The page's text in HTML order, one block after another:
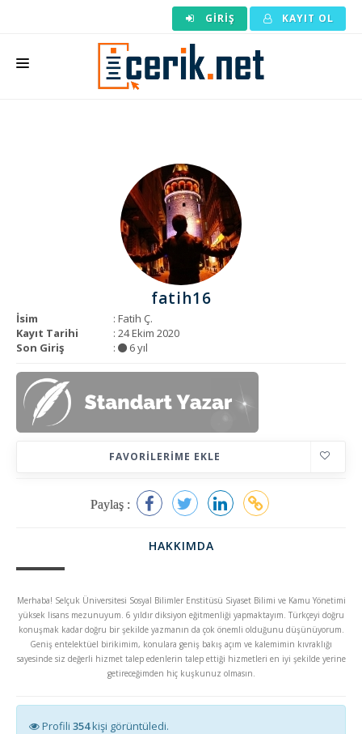
GIRIŞ KAYIT OL
KURUMSAL
fatih16
İsim
: Fatih Ç.
Kayıt Tarihi
: 24 Ekim 2020
Son Giriş
: 6 yıl
FAVORILERIME EKLE
Paylaş :
HAKKIMDA
Merhaba! Selçuk Üniversitesi Sosyal Bilimler Enstitüsü Siyaset Bilimi ve Kamu Yönetimi
yüksek lisans mezunuyum. 6 yıldır diksiyon eğitmenliği yapmaktayım. Türkçeyi doğru
konuşmak kadar doğru bir şekilde yazmanın da çok önemli olduğunu düşünüyorum.
Geniş entelektüel birikimim, konulara geniş bakış açım ve kalemimin kıvraklığı
sayesinde siz değerli hizmet talep edenlerin talep ettiği hizmetleri en iyi şekilde yerine
getireceğimden hiç kuşkunuz olmasın.
Profili 354kişi görüntüledi.